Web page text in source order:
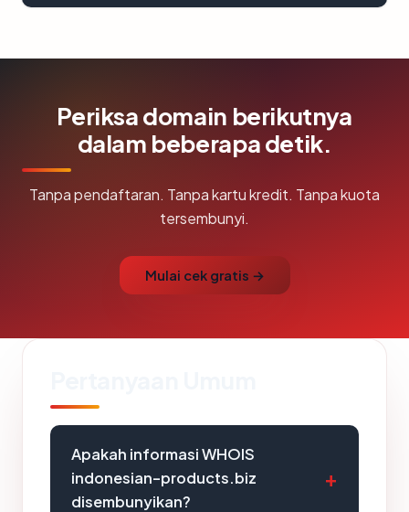
Periksa domain berikutnya
dalam beberapa detik.
Tanpa pendaftaran. Tanpa kartu kredit. Tanpa kuota
tersembunyi.
Mulai cek gratis →
Apakah informasi WHOIS
indonesian-products.biz
disembunyikan?